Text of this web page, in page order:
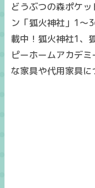
どうぶつの森ポケ
ン「狐火神社」1～
載中！狐火神社1、
ピーホームアカデ
な家具や代用家具に